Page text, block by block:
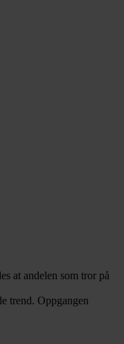
at andelen som tror på
trend. Oppgangen